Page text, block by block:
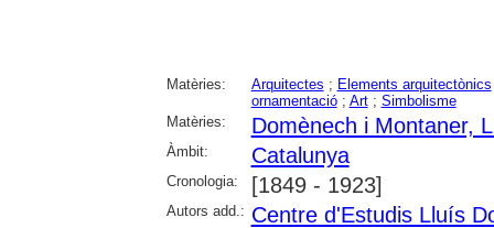
Matèries: Arquitectes ; Elements arquitectònics
ornamentació; Art; Simbolisme
Matèries:
Domènech i Montaner,
Àmbit: Catalunya
Cronologia: [1849 - 1923]
Autors add.: Centre d'Estudis Lluís